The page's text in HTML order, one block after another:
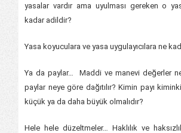
yasalar vardır ama uyulması gereken o
kadar adildir?
Yasa koyuculara ve yasa uygulayıcılara ne
Ya da paylar… Maddi ve manevi değerler
paylar neye göre dağıtılır? Kimin payı
küçük ya da daha büyük olmalıdır?
Hele hele düzeltmeler… Haklılık ve